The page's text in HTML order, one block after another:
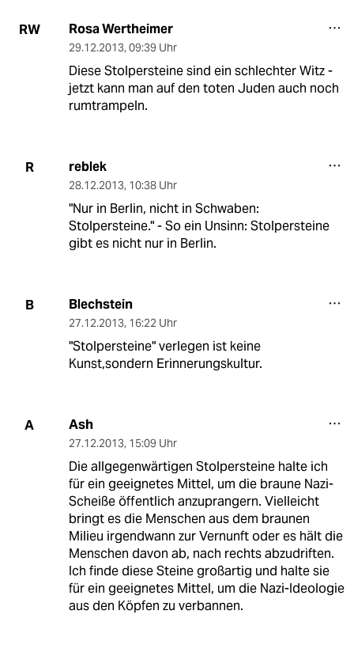
RW Rosa Wertheimer
29.12.2013, 09:39 Uhr
Diese Stolpersteine sind ein schlechter Witz -
jetzt kann man auf den toten Juden auch noch
rumtrampeln.
R reblek
28.12.2013, 10:38 Uhr
"Nur in Berlin, nicht in Schwaben:
Stolpersteine." - So ein Unsinn: Stolpersteine
gibt es nicht nur in Berlin.
B Blechstein
27.12.2013, 16:22 Uhr
"Stolpersteine" verlegen ist keine
Kunst,sondern Erinnerungskultur.
A Ash
27.12.2013, 15:09 Uhr
Die allgegenwärtigen Stolpersteine halte ich
für ein geeignetes Mittel, um die braune Nazi-
Scheiße öffentlich anzuprangern. Vielleicht
bringt es die Menschen aus dem braunen
Milieu irgendwann zur Vernunft oder es hält die
Menschen davon ab, nach rechts abzudriften.
Ich finde diese Steine großartig und halte sie
für ein geeignetes Mittel, um die Nazi-Ideologie
aus den Köpfen zu verbannen.